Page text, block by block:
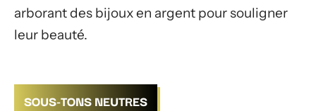
arborant des bijoux en argent pour souligner
leur beauté.
SOUS-TONS NEUTRES